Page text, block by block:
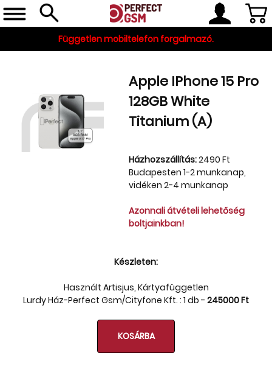
Független mobiltelefon forgalmazó.
Apple IPhone 15 Pro
128GB White
Titanium (A)
Házhozszállítás:2490 Ft
Budapesten 1-2 munkanap,
vidéken 2-4 munkanap
Azonnali átvételi lehetőség
boltjainkban!
Készleten:
Használt Artisjus, Kártyafüggetlen
Lurdy Ház-Perfect Gsm/Cityfone Kft. : 1 db - 245000 Ft
KOSÁRBA
Telefon, tablet, okosóra
Tok, kábel, töltő, tartó
Szállítás, fizetés, garancia